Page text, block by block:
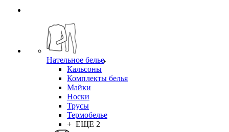
Нательное белье
Кальсоны
Комплекты белья
Майки
Носки
Трусы
Термобелье
+ ЕЩЕ 2